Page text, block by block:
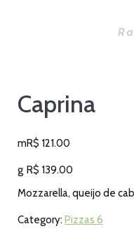
Caprina
mR$ 121.00
g R$ 139.00
Mozzarella, queijo de
Category: Pizzas 6